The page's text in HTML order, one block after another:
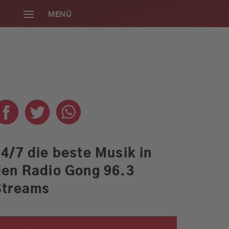
MENÜ
Die neue Radio
7 die beste Musik in
Radio Gong 96.3